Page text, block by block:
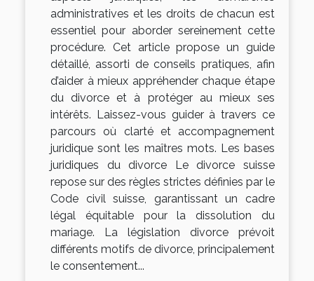
administratives et les droits de chacun est
essentiel pour aborder sereinement cette
procédure. Cet article propose un guide
détaillé, assorti de conseils pratiques, afin
d’aider à mieux appréhender chaque étape
du divorce et à protéger au mieux ses
intérêts. Laissez-vous guider à travers ce
parcours où clarté et accompagnement
juridique sont les maîtres mots. Les bases
juridiques du divorce Le divorce suisse
repose sur des règles strictes définies par le
Code civil suisse, garantissant un cadre
légal équitable pour la dissolution du
mariage. La législation divorce prévoit
différents motifs de divorce, principalement
le consentement...